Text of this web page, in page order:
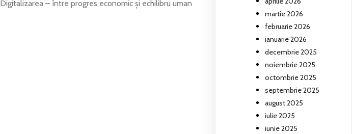
Digitalizarea – între progres economic și echilibru uman
martie 2026
februarie 2026
ianuarie 2026
decembrie 2025
noiembrie 2025
octombrie 2025
septembrie 2025
august 2025
iulie 2025
iunie 2025